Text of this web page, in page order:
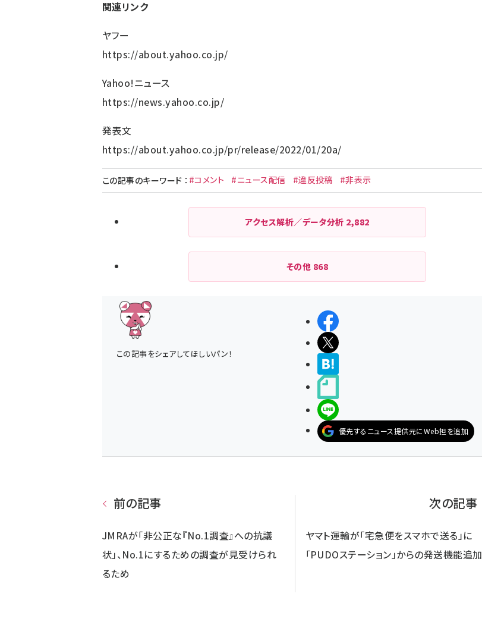
関連リンク
ヤフー
https://about.yahoo.co.jp/
Yahoo!ニュース
https://news.yahoo.co.jp/
発表文
https://about.yahoo.co.jp/pr/release/2022/01/20a/
この記事のキーワード ： #コメント #ニュース配信 #違反投稿 #非表示
アクセス解析／データ分析 2,882
その他 868
この記事をシェアしてほしいパン！
シェアする
ポストする
LINEで送る
優先するニュース提供元にWeb担を追加
前の記事
JMRAが「非公正な『No.1調査』への抗議
状」、No.1にするための調査が見受けられ
るため
次の記事
ヤマト運輸が「宅急便をスマホで送る」に
「PUDOステーション」からの発送機能追加